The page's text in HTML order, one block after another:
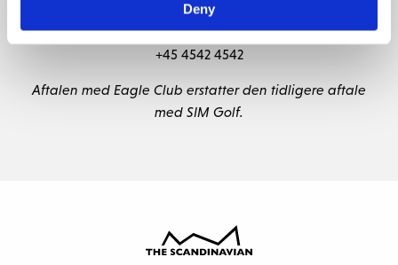
Deny
Kærvej 23, 2970 Hørsholm
booking@eagleclub.dk
+45 4542 4542
Aftalen med Eagle Club erstatter den tidligere aftale
med SIM Golf.